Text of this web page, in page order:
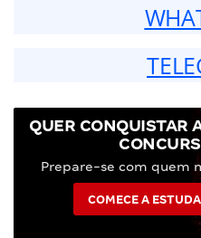
QUER CONQUISTAR
Prepare-se com quem
COMECE A